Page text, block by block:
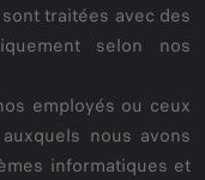
traitées avec des
selon nos
employés ou ceux
nous avons
informatiques et